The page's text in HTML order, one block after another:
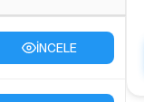
İNCELE